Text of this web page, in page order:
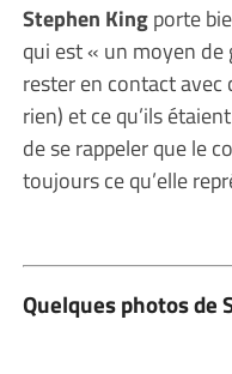
Stephen Kingporte
qui est « un moyen de
rester en contact avec
rien) et ce qu’ils
de se rappeler que le
toujours ce qu’elle
Quelques photos de